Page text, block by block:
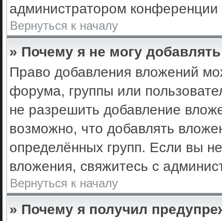
администратором
Вернуться к началу
» Почему я не могу
Право добавления вложений
форума, группы или
не разрешить добавление
возможно, что добавлять
определённых групп. Если вы
вложения, свяжитесь с
Вернуться к началу
» Почему я получил